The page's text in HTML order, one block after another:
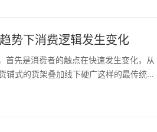
势下消费逻辑发生变化
首先是消费者的触点在快速发生变化，从
铺式的货架叠加线下硬广这样的最传统的